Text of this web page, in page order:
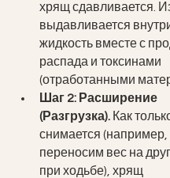
хрящ сдавливается.
выдавливается
жидкость вместе с
распада и токсинами
(отработанными
Шаг 2: Расширение
(Разгрузка). Как
снимается (например,
переносим вес на
при ходьбе), хрящ